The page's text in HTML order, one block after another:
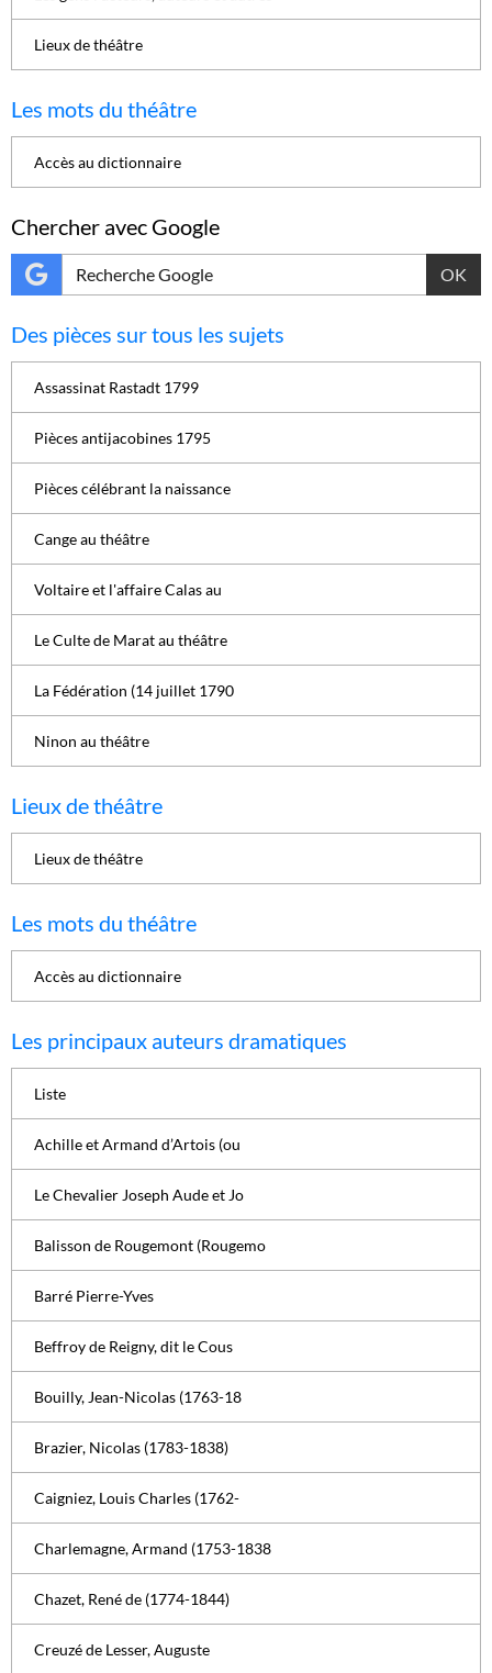
Lieux de théâtre
Les mots du théâtre
Accès au dictionnaire
Chercher avec Google
OK
Des pièces sur tous les sujets
Assassinat Rastadt 1799
Pièces antijacobines 1795
Pièces célébrant la naissance
Cange au théâtre
Voltaire et l'affaire Calas au
Le Culte de Marat au théâtre
La Fédération (14 juillet 1790
Ninon au théâtre
Lieux de théâtre
Lieux de théâtre
Les mots du théâtre
Accès au dictionnaire
Les principaux auteurs dramatiques
Liste
Achille et Armand d’Artois (ou
Le Chevalier Joseph Aude et Jo
Balisson de Rougemont (Rougemo
Barré Pierre-Yves
Beffroy de Reigny, dit le Cous
Bouilly, Jean-Nicolas (1763-18
Brazier, Nicolas (1783-1838)
Caigniez, Louis Charles (1762-
Charlemagne, Armand (1753-1838
Chazet, René de (1774-1844)
Creuzé de Lesser, Auguste